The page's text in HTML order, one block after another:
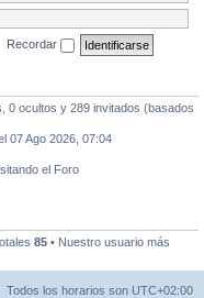
Recordar
0 ocultos y 289 invitados (basados
07 Ago 2026, 07:04
el Foro
85 • Nuestro usuario más
Todos los horarios son UTC+02:00